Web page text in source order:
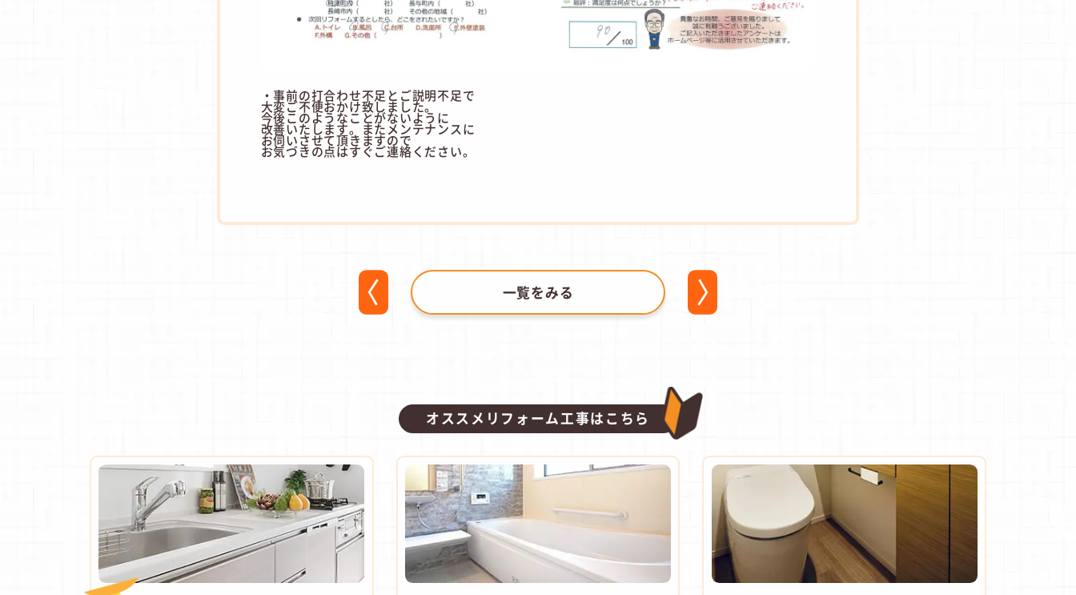
・事前の打合わせ不足とご説明不足で
大変ご不便おかけ致しました。
今後このようなことがないように
改善いたします。またメンテナンスに
お伺いさせて頂きますので
お気づきの点はすぐご連絡ください。
一覧をみる
オススメリフォーム工事はこちら